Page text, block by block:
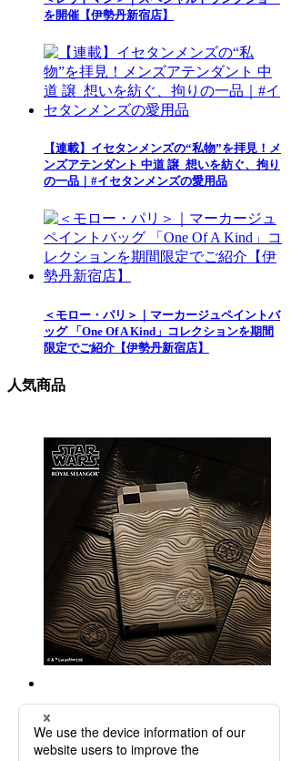
を開催【伊勢丹新宿店】
【連載】イセタンメンズの“私物”を拝見！メ
ンズアテンダント 中道 譲_想いを紡ぐ、拘り
の一品｜#イセタンメンズの愛用品
＜モロー・パリ＞｜マーカージュペイントバ
ッグ 「One Of A Kind」コレクションを期間
限定でご紹介【伊勢丹新宿店】
人気商品
★【受注生産】カードホルダー”ベスカー”
13,200円